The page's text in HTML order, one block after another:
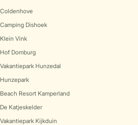
Coldenhove
Camping Dishoek
Klein Vink
Hof Domburg
Vakantiepark Hunzedal
Hunzepark
Beach Resort Kamperland
De Katjeskelder
Vakantiepark Kijkduin